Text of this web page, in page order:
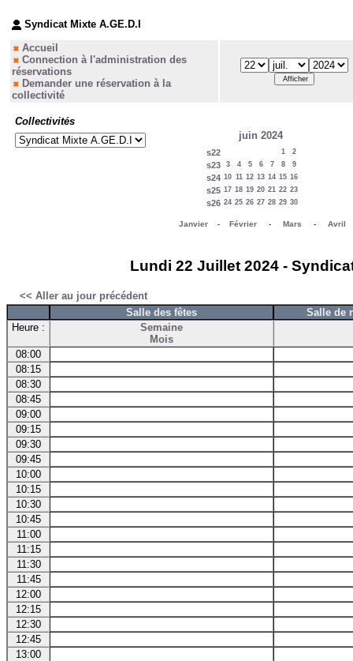
Syndicat Mixte A.GE.D.I
Accueil
Connection à l'administration des
réservations
Demander une réservation à la
collectivité
Collectivités
juin 2024
s22 1 2
s23 3 4 5 6 7 8 9
s24 10 11 12 13 14 15 16
s25 17 18 19 20 21 22 23
s26 24 25 26 27 28 29 30
Janvier- Février- Mars - Avril
Lundi 22 Juillet 2024 -
<< Aller au jour précédent
Salle des fêtes
Salle de
Heure :
Semaine
Mois
08:00
08:15
08:30
08:45
09:00
09:15
09:30
09:45
10:00
10:15
10:30
10:45
11:00
11:15
11:30
11:45
12:00
12:15
12:30
12:45
13:00